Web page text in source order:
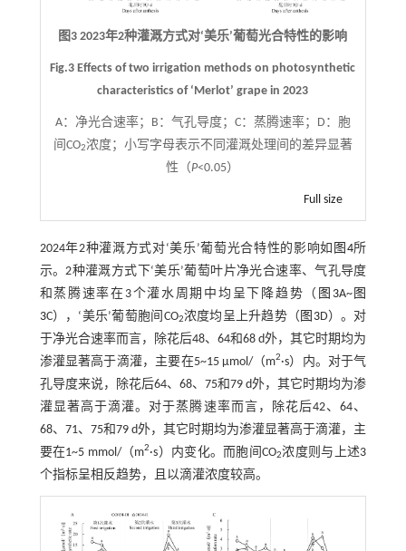
图3 2023年2种灌溉方式对‘美乐’葡萄光合特性的影响
Fig.3 Effects of two irrigation methods on photosynthetic
characteristics of ‘Merlot’ grape in 2023
A：净光合速率；B：气孔导度；C：蒸腾速率；D：胞
间CO2浓度；小写字母表示不同灌溉处理间的差异显著
性（P<0.05）
Full size
2024年2种灌溉方式对‘美乐’葡萄光合特性的影响如 图4所
示。2种灌溉方式下‘美乐’葡萄叶片净光合速率、气孔导度
和蒸腾速率在3个灌水周期中均呈下降趋势（ 图3A~图
3C），‘美乐’葡萄胞间CO2浓度均呈上升趋势（ 图3D）。对
于净光合速率而言，除花后48、64和68 d外，其它时期均为
渗灌显著高于滴灌，主要在5~15 μmol/（m2·s）内。对于气
孔导度来说，除花后64、68、75和79 d外，其它时期均为渗
灌显著高于滴灌。对于蒸腾速率而言，除花后42、64、
68、71、75和79 d外，其它时期均为渗灌显著高于滴灌，主
要在1~5 mmol/（m2·s）内变化。而胞间CO2浓度则与上述3
个指标呈相反趋势，且以滴灌浓度较高。